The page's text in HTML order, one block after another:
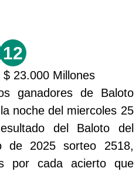
12
23.000 Millones
ganadores de Baloto
noche del miercoles 25
del Baloto del
de 2025 sorteo 2518,
por cada acierto que